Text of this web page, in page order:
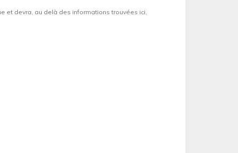
et devra, au delà des informations trouvées ici,